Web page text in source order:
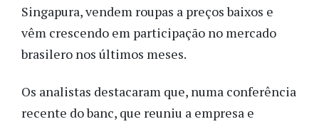
Singapura, vendem roupas a preços baixos e
vêm crescendo em participação no mercado
brasilero nos últimos meses.
Os analistas destacaram que, numa conferência
recente do banc, que reuniu a empresa e